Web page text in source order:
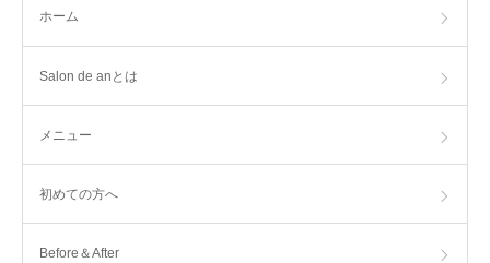
ホーム
Salon de anとは
メニュー
初めての方へ
Before＆After